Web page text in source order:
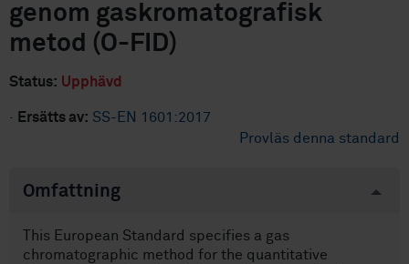
genom gaskromatografisk
metod (O-FID)
Status: Upphävd
· Ersätts av: SS-EN 1601:2017
Provläs denna standard
Omfattning
This European Standard specifies a gas
chromatographic method for the quantitative